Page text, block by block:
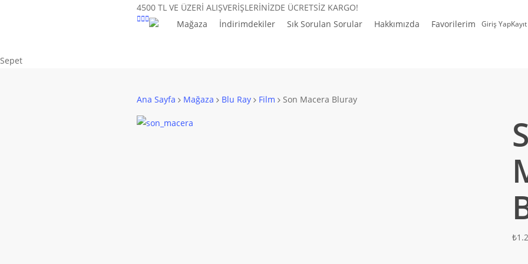
4500 TL VE ÜZERİ ALIŞVERİŞLERİNİZDE ÜCRETSİZ KARGO!
Mağaza
İndirimdekiler Sık Sorulan Sorular Hakkımızda Favorilerim Giriş Yap
SepetClose
Ana Sayfa Mağaza Blu Ray Film Son Macera Bluray
₺